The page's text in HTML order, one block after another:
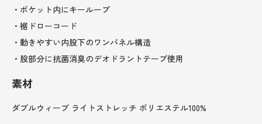
・ポケット内にキーループ
・裾ドローコード
・動きやすい内股下のワンパネル構造
・股部分に抗菌消臭のデオドラントテープ使用
素材
ダブルウィーブ ライトストレッチ ポリエステル100%